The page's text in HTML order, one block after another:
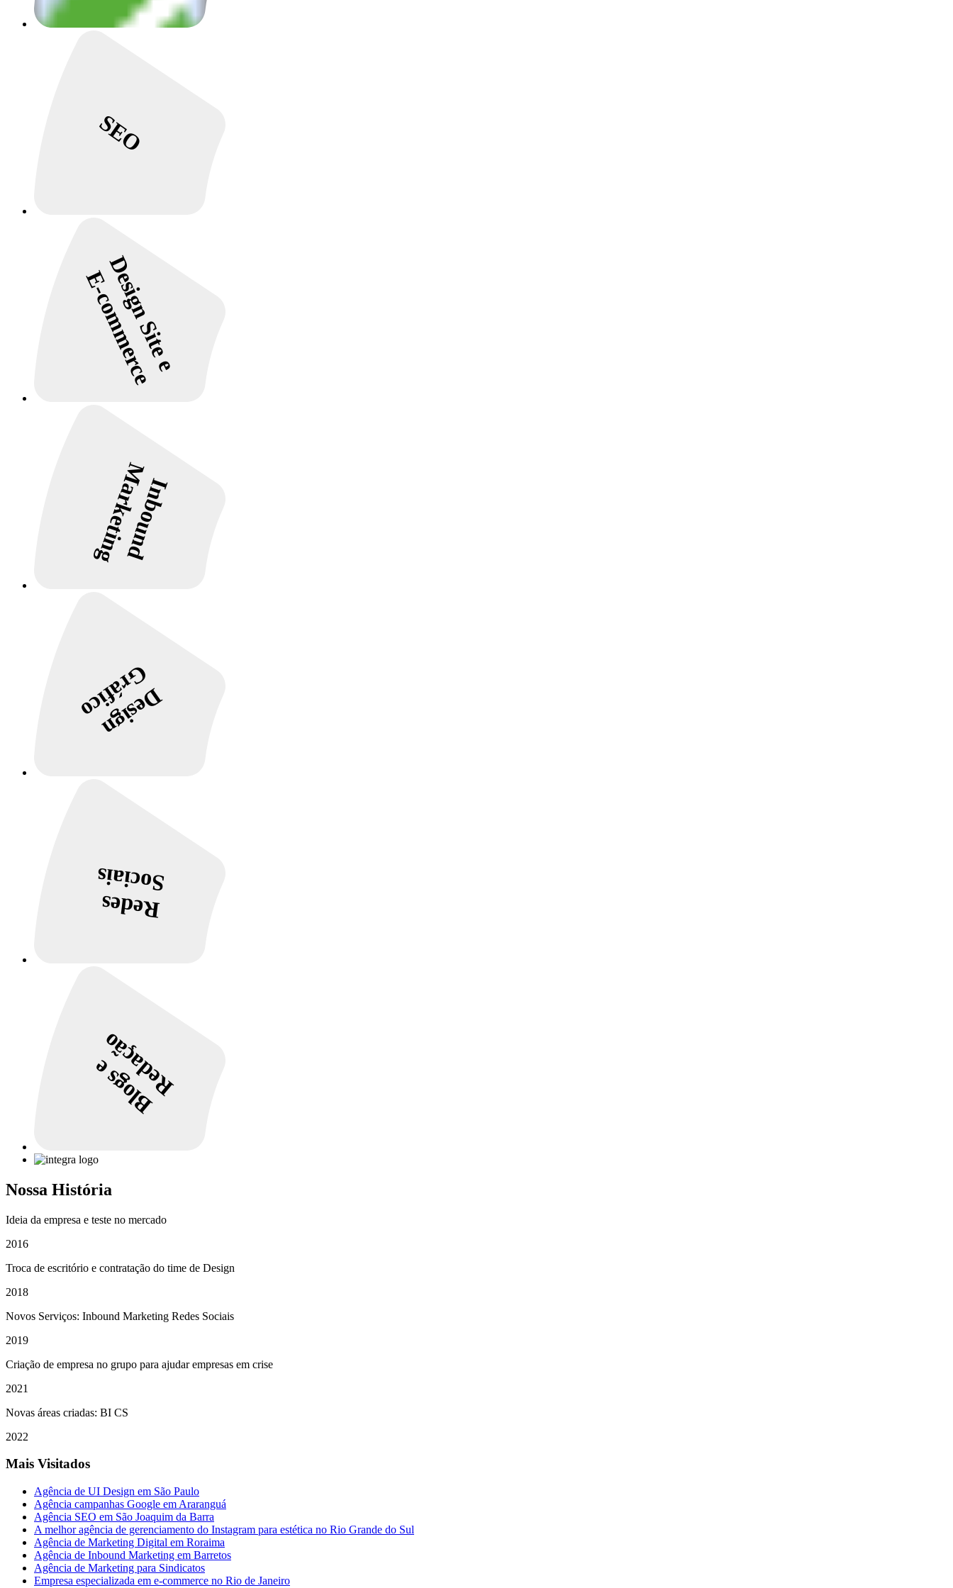
SEO
Design Site e
E-commerce
Inbound
Marketing
Design
Gráfico
Redes
Sociais
Blogs e
Redação
Nossa História
Ideia da empresa e teste no mercado
2016
Troca de escritório e contratação do time de Design
2018
Novos Serviços: Inbound Marketing Redes Sociais
2019
Criação de empresa no grupo para ajudar empresas em crise
2021
Novas áreas criadas: BI CS
2022
Mais Visitados
Agência de UI Design em São Paulo
Agência campanhas Google em Araranguá
Agência SEO em São Joaquim da Barra
A melhor agência de gerenciamento do Instagram para estética no Rio Grande do Sul
Agência de Marketing Digital em Roraima
Agência de Inbound Marketing em Barretos
Agência de Marketing para Sindicatos
Empresa especializada em e-commerce no Rio de Janeiro